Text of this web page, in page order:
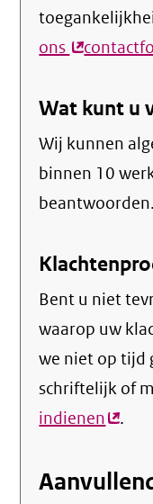
ons (externe
Wat kunt u
Wij kunnen
binnen 10
beantwoorden.
Bent u niet
waarop uw
we niet op tijd
schriftelijk of
indienen
.